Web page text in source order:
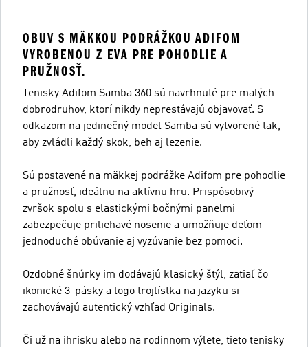
OBUV S MÄKKOU PODRÁŽKOU ADIFOM
VYROBENOU Z EVA PRE POHODLIE A
PRUŽNOSŤ.
Tenisky Adifom Samba 360 sú navrhnuté pre malých
dobrodruhov, ktorí nikdy neprestávajú objavovať. S
odkazom na jedinečný model Samba sú vytvorené tak,
aby zvládli každý skok, beh aj lezenie.
Sú postavené na mäkkej podrážke Adifom pre pohodlie
a pružnosť, ideálnu na aktívnu hru. Prispôsobivý
zvršok spolu s elastickými bočnými panelmi
zabezpečuje priliehavé nosenie a umožňuje deťom
jednoduché obúvanie aj vyzúvanie bez pomoci.
Ozdobné šnúrky im dodávajú klasický štýl, zatiaľ čo
ikonické 3-pásky a logo trojlístka na jazyku si
zachovávajú autentický vzhľad Originals.
Či už na ihrisku alebo na rodinnom výlete, tieto tenisky